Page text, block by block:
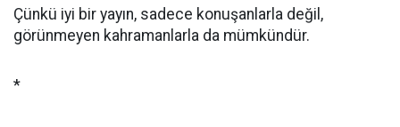
Çünkü iyi bir yayın, sadece konuşanlarla değil,
görünmeyen kahramanlarla da mümkündür.
*